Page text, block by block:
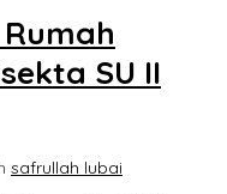
SU II
safrullah lubai